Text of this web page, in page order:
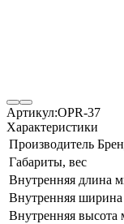
Артикул:OPR-37
Характеристики
Производитель
Габариты, вес
Внутренняя длина
Внутренняя
Внутренняя высота